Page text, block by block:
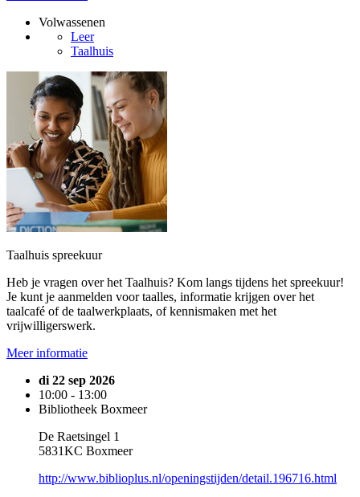
Volwassenen
Leer
Taalhuis
Taalhuis spreekuur
Heb je vragen over het Taalhuis? Kom langs tijdens het spreekuur!
Je kunt je aanmelden voor taalles, informatie krijgen over het
taalcafé of de taalwerkplaats, of kennismaken met het
vrijwilligerswerk.
Meer informatie
di 22 sep 2026
10:00 - 13:00
Bibliotheek Boxmeer
De Raetsingel 1
5831KC Boxmeer
http://www.biblioplus.nl/openingstijden/detail.196716.html